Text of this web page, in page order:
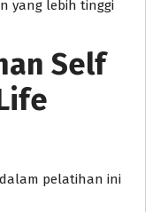
yang lebih tinggi
Self
pelatihan ini